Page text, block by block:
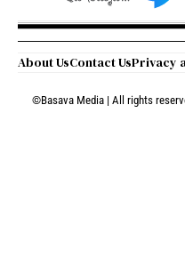
About UsContact UsPrivacy
©Basava Media | All rights